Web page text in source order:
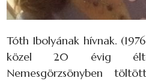
Tóth Ibolyának hívnak.
közel 20 évig
Nemesgörzsönyben